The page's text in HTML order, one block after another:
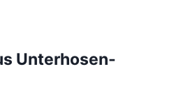
Unterhosen-